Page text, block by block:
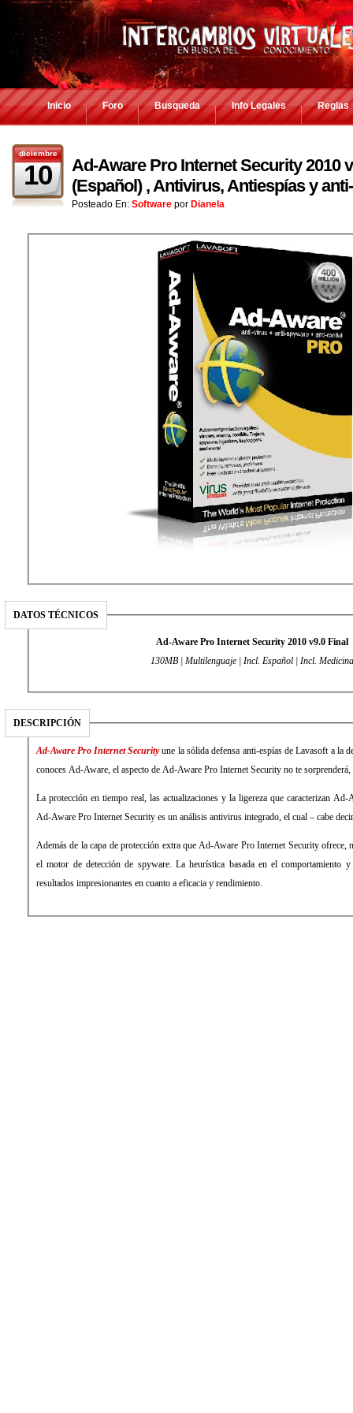
Inicio Foro Busqueda Info Legales Reglas
diciembre
10
Ad-Aware Pro Internet Security 2010
(Español) , Antivirus, Antiespías y
Posteado En: Software por Dianela
DATOS TÉCNICOS
Ad-Aware Pro Internet Security 2010 v9.0 Final
130MB | Multilenguaje | Incl. Español | Incl. Medicina
DESCRIPCIÓN
Ad-Aware Pro Internet Securityune la sólida defensa anti-espías de Lavasoft a la
conoces Ad-Aware, el aspecto de Ad-Aware Pro Internet Security no te sorprenderá,
La protección en tiempo real, las actualizaciones y la ligereza que caracterizan
Ad-Aware Pro Internet Security es un análisis antivirus integrado, el cual – cabe
Además de la capa de protección extra que Ad-Aware Pro Internet Security ofrece,
el motor de detección de spyware. La heurística basada en el comportamiento
resultados impresionantes en cuanto a eficacia y rendimiento.